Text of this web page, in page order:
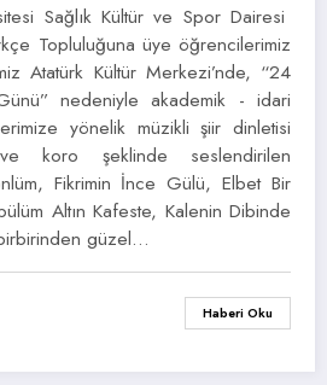
Sağlık Kültür ve Spor Dairesi
Topluluğuna üye öğrencilerimiz
Atatürk Kültür Merkezi’nde, “24
nedeniyle akademik - idari
yönelik müzikli şiir dinletisi
koro şeklinde seslendirilen
Fikrimin İnce Gülü, Elbet Bir
Altın Kafeste, Kalenin Dibinde
güzel…
Haberi Oku